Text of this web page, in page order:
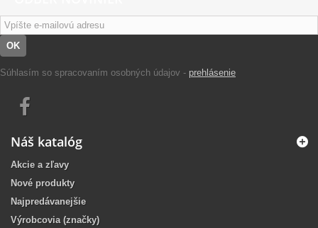
OK
Súhlasím so spracovaním osobných údajov - prehlásenie
Náš katalóg
Akcie a zľavy
Nové produkty
Najpredávanejšie
Výrobcovia (značky)